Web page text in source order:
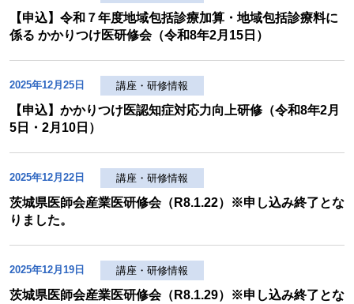
【申込】令和７年度地域包括診療加算・地域包括診療料に
係る かかりつけ医研修会（令和8年2月15日）
2025年12月25日 講座・研修情報
【申込】かかりつけ医認知症対応力向上研修（令和8年2月
5日・2月10日）
2025年12月22日 講座・研修情報
茨城県医師会産業医研修会（R8.1.22）※申し込み終了とな
りました。
2025年12月19日 講座・研修情報
茨城県医師会産業医研修会（R8.1.29）※申し込み終了とな